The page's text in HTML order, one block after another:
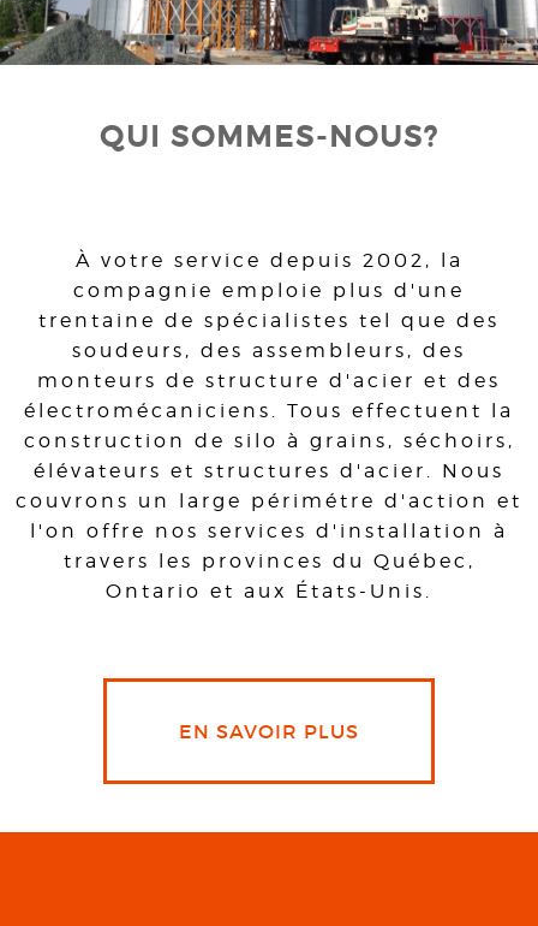
QUI SOMMES-NOUS?
À votre service depuis 2002, la
compagnie emploie plus d'une
trentaine de spécialistes tel que des
soudeurs, des assembleurs, des
monteurs de structure d'acier et des
électromécaniciens. Tous effectuent la
construction de silo à grains, séchoirs,
élévateurs et structures d'acier. Nous
couvrons un large périmétre d'action et
l'on offre nos services d'installation à
travers les provinces du Québec,
Ontario et aux États-Unis.
EN SAVOIR PLUS